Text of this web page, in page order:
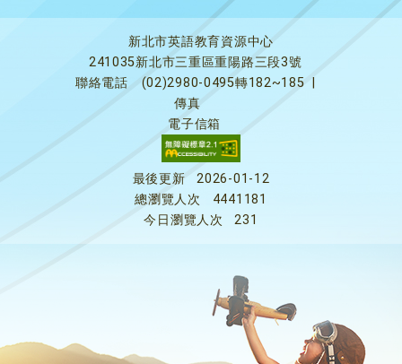
新北市英語教育資源中心
241035新北市三重區重陽路三段3號
聯絡電話
(02)2980-0495轉182~185
傳真
電子信箱
最後更新
2026-01-12
總瀏覽人次
4441181
今日瀏覽人次
231